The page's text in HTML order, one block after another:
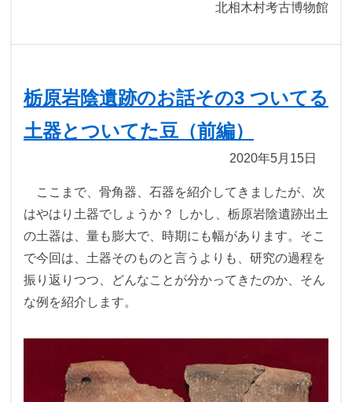
北相木村考古博物館
栃原岩陰遺跡のお話その3 ついてる
土器とついてた豆（前編）
2020年5月15日
ここまで、骨角器、石器を紹介してきましたが、次
はやはり土器でしょうか？ しかし、栃原岩陰遺跡出土
の土器は、量も膨大で、時期にも幅があります。そこ
で今回は、土器そのものと言うよりも、研究の過程を
振り返りつつ、どんなことが分かってきたのか、そん
な例を紹介します。